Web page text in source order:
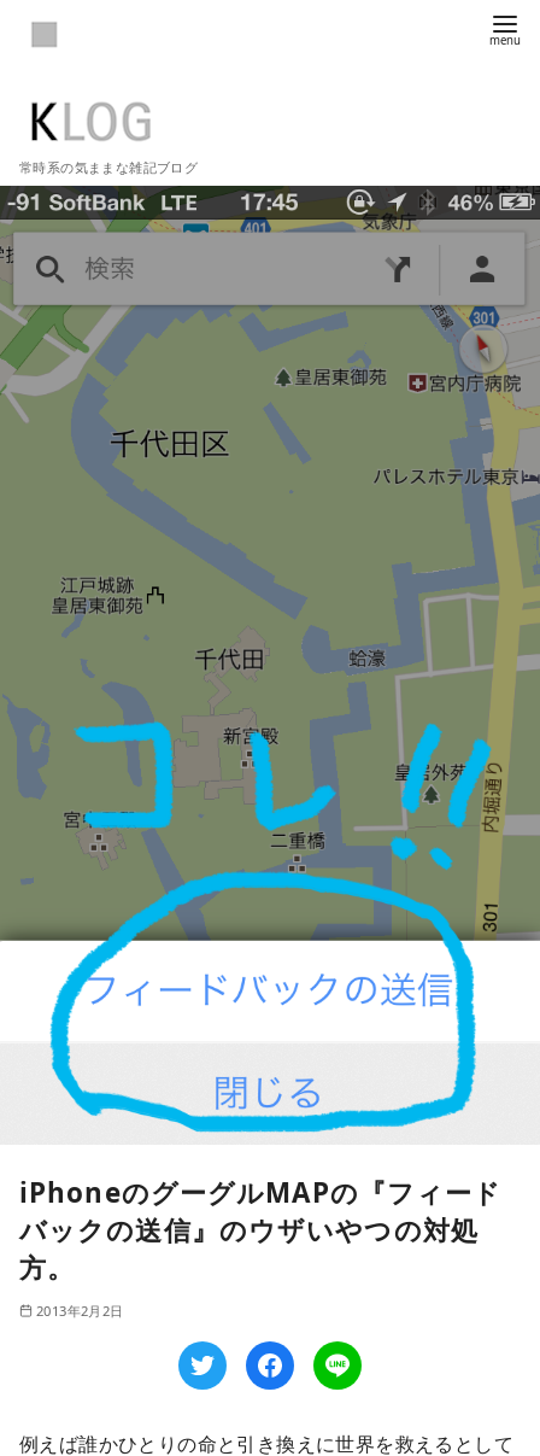
常時系の気ままな雑記ブログ
iPhoneのグーグルMAPの『フィード
バックの送信』のウザいやつの対処
方。
2013年2月2日
例えば誰かひとりの命と引き換えに世界を救えるとして